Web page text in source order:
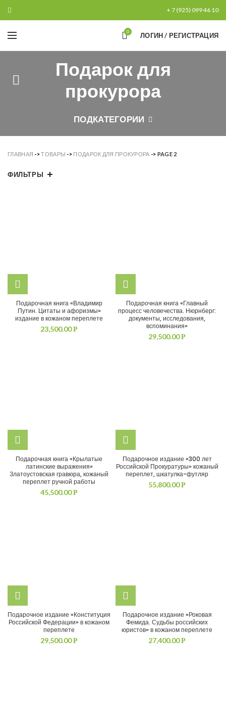
+ 7 (925) 099 46 10
0 ЛОГИН / РЕГИСТРАЦИЯ
Подарок для
прокурора
ПОДКАТЕГОРИИ
ГЛАВНАЯ ->ТОВАРЫ -> ПОДАРОК ДЛЯ ПРОКУРОРА -> PAGE 2
ФИЛЬТРЫ
Подарочная книга «Владимир
Путин. Цитаты и афоризмы»
издание в кожаном переплете
23,500.00Р
Подарочная книга «Главный
процесс человечества. Нюрнберг:
документы, исследования,
вспоминания»
29,500.00Р
Подарочная книга «Крылатые
латинские выражения»
Златоустовская гравюра, кожаный
переплет ручной работы
45,500.00Р
Подарочное издание «300 лет
Российской Прокуратуры» кожаный
переплет, шкатулка-футляр
55,800.00Р
Подарочное издание «Конституция
Российской Федерации» в кожаном
переплете
29,500.00Р
Подарочное издание «Роковая
Фемида. Судьбы российских
юристов» в кожаном переплете
27,400.00Р